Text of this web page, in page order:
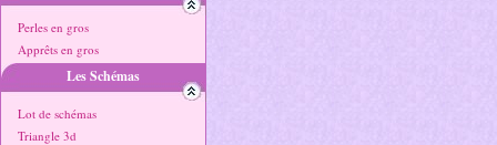
Perles en gros
Apprêts en gros
Les Schémas
Lot de schémas
Triangle 3d